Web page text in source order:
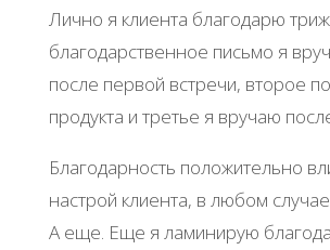
Лично я клиента благодарю
благодарственное письмо я
после первой встречи, второе
продукта и третье я вручаю
Благодарность положительно
настрой клиента, в любом случае.
А еще. Еще я ламинирую